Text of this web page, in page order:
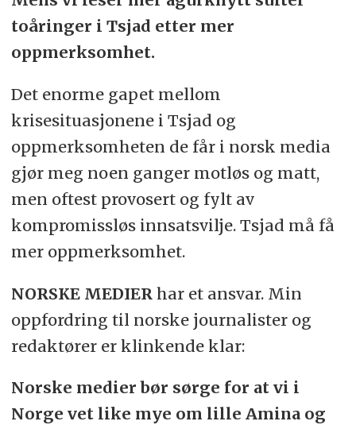
toåringer i Tsjad etter mer
oppmerksomhet.
Det enorme gapet mellom
krisesituasjonene i Tsjad og
oppmerksomheten de får i norsk media
gjør meg noen ganger motløs og matt,
men oftest provosert og fylt av
kompromissløs innsatsvilje. Tsjad må få
mer oppmerksomhet.
NORSKE MEDIERhar et ansvar. Min
oppfordring til norske journalister og
redaktører er klinkende klar:
Norske medier bør sørge for at vi i
Norge vet like mye om lille Amina og